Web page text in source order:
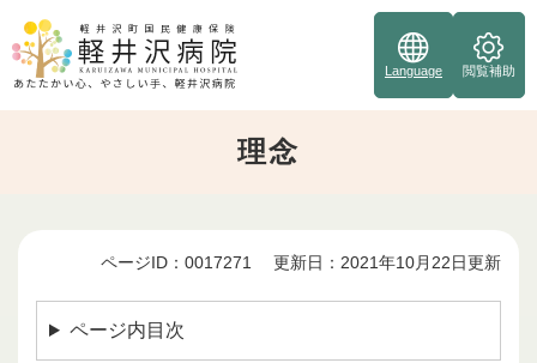
ー
Language 閲覧補助
理念
文
ページID：0017271 更新日：2021年10月22日更新
ページ内目次